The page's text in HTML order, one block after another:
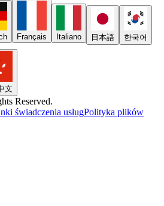
Français Italiano 日本語 한국어
文
Reserved.
świadczenia usługPolityka plików